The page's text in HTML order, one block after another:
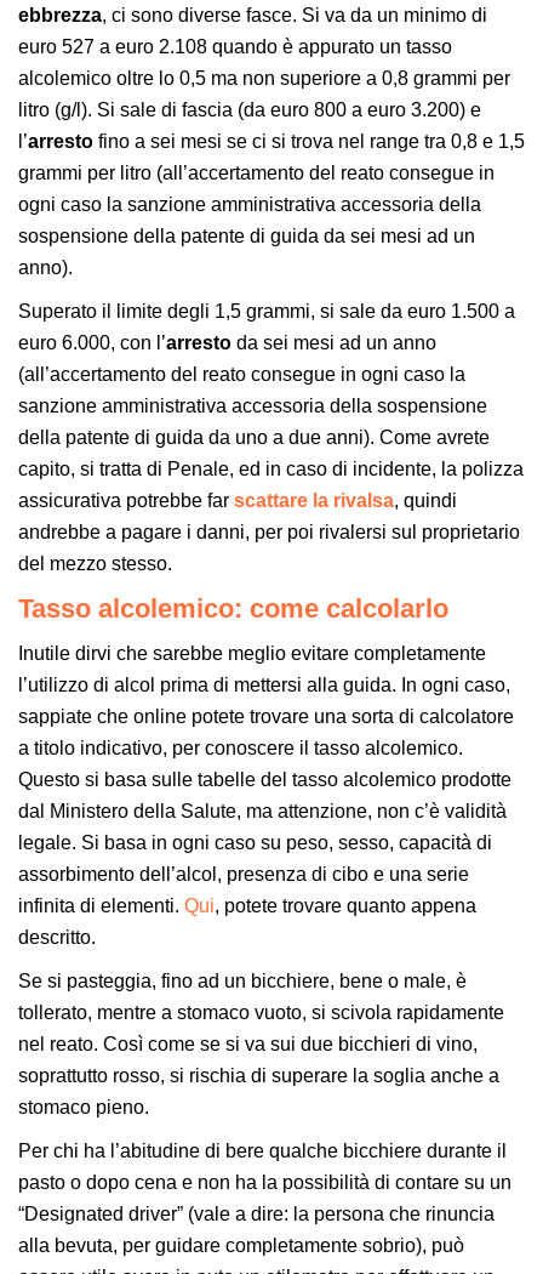
ebbrezza, ci sono diverse fasce. Si va da un minimo di
euro 527 a euro 2.108 quando è appurato un tasso
alcolemico oltre lo 0,5 ma non superiore a 0,8 grammi per
litro (g/l). Si sale di fascia (da euro 800 a euro 3.200) e
l’arresto fino a sei mesi se ci si trova nel range tra 0,8 e 1,5
grammi per litro (all’accertamento del reato consegue in
ogni caso la sanzione amministrativa accessoria della
sospensione della patente di guida da sei mesi ad un
anno).
Superato il limite degli 1,5 grammi, si sale da euro 1.500 a
euro 6.000, con l’arresto da sei mesi ad un anno
(all’accertamento del reato consegue in ogni caso la
sanzione amministrativa accessoria della sospensione
della patente di guida da uno a due anni). Come avrete
capito, si tratta di Penale, ed in caso di incidente, la polizza
assicurativa potrebbe far scattare la rivalsa, quindi
andrebbe a pagare i danni, per poi rivalersi sul proprietario
del mezzo stesso.
Tasso alcolemico: come calcolarlo
Inutile dirvi che sarebbe meglio evitare completamente
l’utilizzo di alcol prima di mettersi alla guida. In ogni caso,
sappiate che online potete trovare una sorta di calcolatore
a titolo indicativo, per conoscere il tasso alcolemico.
Questo si basa sulle tabelle del tasso alcolemico prodotte
dal Ministero della Salute, ma attenzione, non c’è validità
legale. Si basa in ogni caso su peso, sesso, capacità di
assorbimento dell’alcol, presenza di cibo e una serie
infinita di elementi. Qui, potete trovare quanto appena
descritto.
Se si pasteggia, fino ad un bicchiere, bene o male, è
tollerato, mentre a stomaco vuoto, si scivola rapidamente
nel reato. Così come se si va sui due bicchieri di vino,
soprattutto rosso, si rischia di superare la soglia anche a
stomaco pieno.
Per chi ha l’abitudine di bere qualche bicchiere durante il
pasto o dopo cena e non ha la possibilità di contare su un
“Designated driver” (vale a dire: la persona che rinuncia
alla bevuta, per guidare completamente sobrio), può